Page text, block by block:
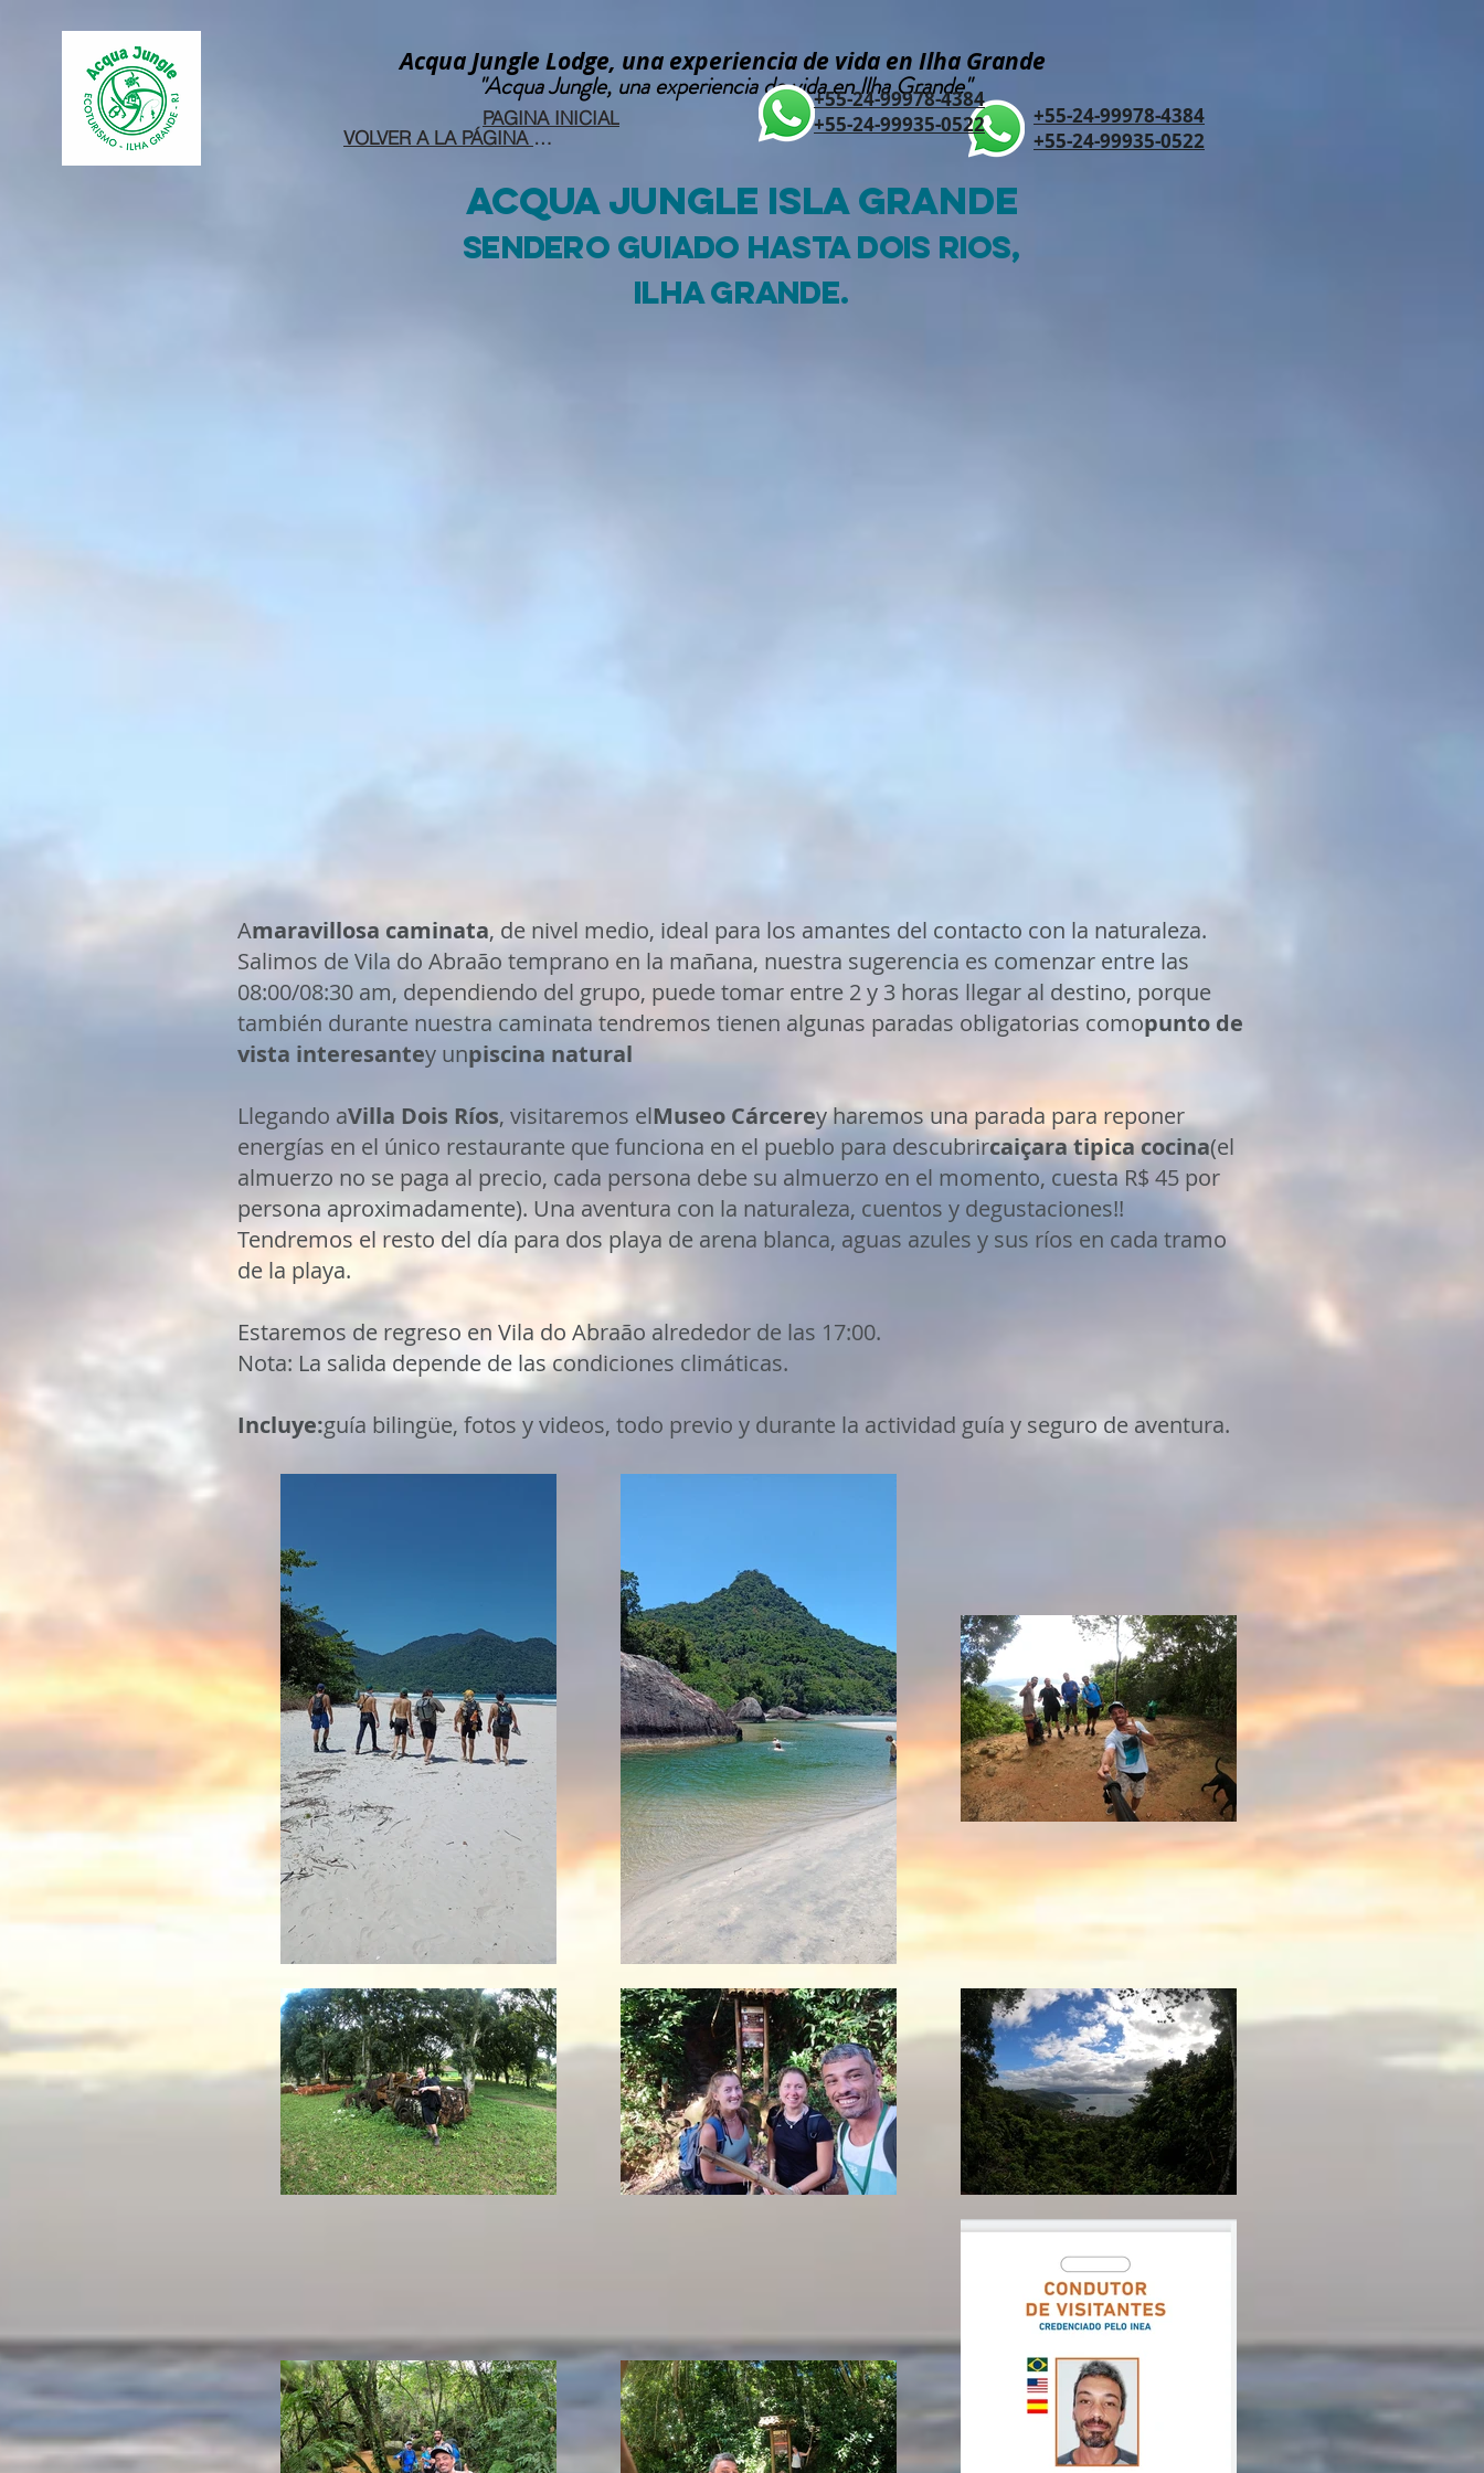
"Acqua Jungle, una experiencia de vida en Ilha Grande"
VOLVER A LA PÁGINA DE INICIO
+55-24-99978-4384
+55-24-99935-0522
Acqua Jungle Lodge, una experiencia de vida en Ilha Grande
PAGINA INICIAL
+55-24-99978-4384
+55-24-99935-0522
Acqua Jungle isla grande
sendero GUIADo hasta DOIS RIOS,
ILHA GRANDE.
Amaravillosa caminata, de nivel medio, ideal para los amantes del contacto con la naturaleza.
Salimos de Vila do Abraão temprano en la mañana, nuestra sugerencia es comenzar entre las
08:00/08:30 am, dependiendo del grupo, puede tomar entre 2 y 3 horas llegar al destino, porque
también durante nuestra caminata tendremos tienen algunas paradas obligatorias comopunto de
vista interesantey unpiscina natural
Llegando aVilla Dois Ríos, visitaremos elMuseo Cárcerey haremos una parada para reponer
energías en el único restaurante que funciona en el pueblo para descubrircaiçara tipicacocina(el
almuerzo no se paga al precio, cada persona debe su almuerzo en el momento, cuesta R$ 45 por
persona aproximadamente). Una aventura con la naturaleza, cuentos y degustaciones!!
Tendremos el resto del día para dos playa de arena blanca, aguas azules y sus ríos en cada tramo
de la playa.
Estaremos de regreso en Vila do Abraão alrededor de las 17:00.
Nota: La salida depende de las condiciones climáticas.
Incluye:guía bilingüe, fotos y videos, todo previo y durante la actividad guía y seguro de aventura.